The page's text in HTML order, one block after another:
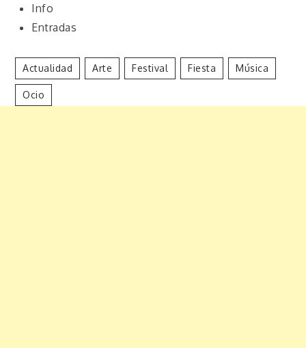
Info
Entradas
Actualidad Arte Festival Fiesta Música
Ocio